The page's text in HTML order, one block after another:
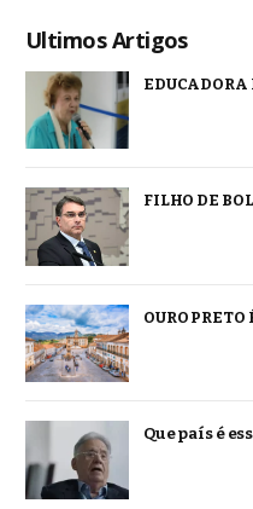
Ultimos Artigos
FILHO DE
OURO
Que país é